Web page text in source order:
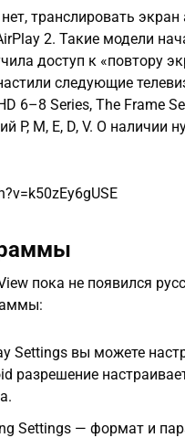
транслировать
2. Такие модели
доступ к «повтору
следующие
6–8 Series, The Frame
P, M, E, D, V. О
пока не появился
Settings вы можете
разрешение
Settings — формат и